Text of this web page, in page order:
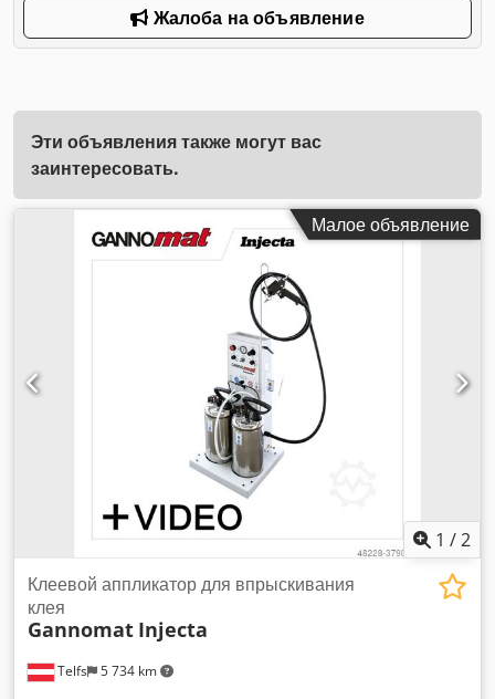
Жалоба на объявление
Эти объявления также могут вас
заинтересовать.
Малое объявление
1 /2
Telfs 5 734 km
Клеевой аппликатор для впрыскивания
клея
Gannomat Injecta